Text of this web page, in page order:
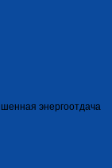
энергоотдача